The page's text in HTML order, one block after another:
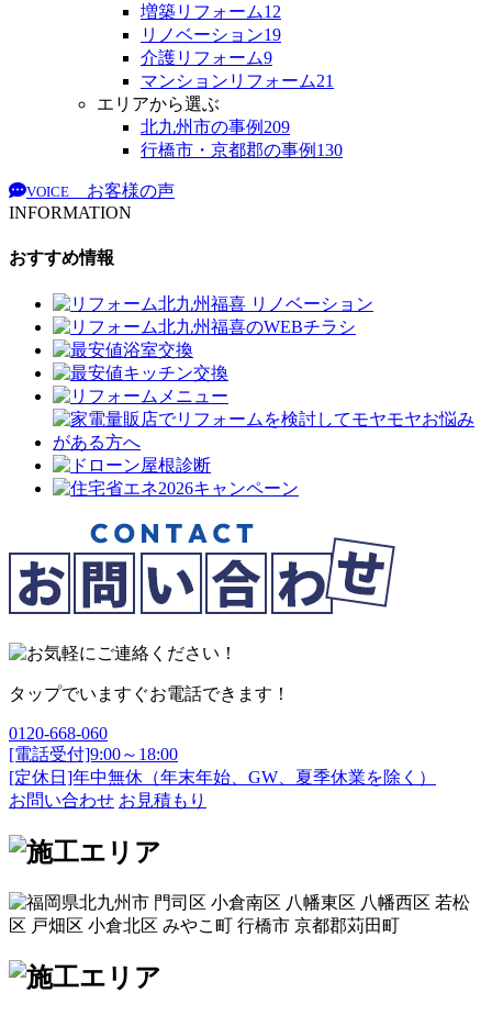
増築リフォーム12
リノベーション19
介護リフォーム9
マンションリフォーム21
エリアから選ぶ
北九州市の事例209
行橋市・京都郡の事例 130
VOICE
お客様の声
INFORMATION
おすすめ情報
タップでいますぐお電話できます！
0120-668-060
[電話受付]9:00～18:00
[定休日]年中無休（年末年始、GW、夏季休業を除く）
お問い合わせ お見積もり